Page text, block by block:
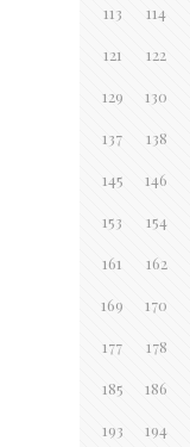
113 114
121 122
129 130
137 138
145 146
153 154
161 162
169 170
177 178
185 186
193 194